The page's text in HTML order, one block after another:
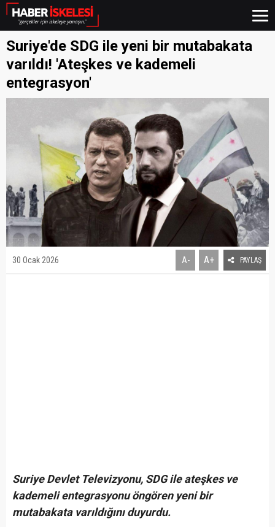
Suriye'de SDG ile yeni bir mutabakata
varıldı! 'Ateşkes ve kademeli
entegrasyon'
30 Ocak 2026 A- A+ PAYLAŞ
Suriye Devlet Televizyonu, SDG ile ateşkes ve
kademeli entegrasyonu öngören yeni bir
mutabakata varıldığını duyurdu.